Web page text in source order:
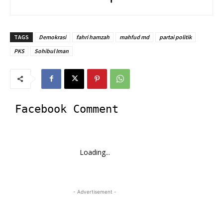
TAGS Demokrasi fahri hamzah mahfud md
partai politik
PKS
Sohibul Iman
Facebook Comment
Loading...
- Advertisement -